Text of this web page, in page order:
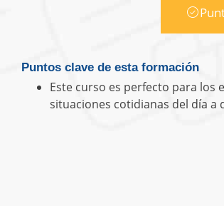
Puntos clave de esta formación
Este curso es perfecto para los
situaciones cotidianas del día a